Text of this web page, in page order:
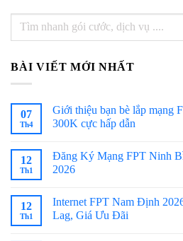
BÀI VIẾT MỚI NHẤT
07
Th4
Giới thiệu bạn bè lắp mạng
300K cực hấp dẫn
12
Th1
Đăng Ký Mạng FPT Ninh
2026
12
Th1
Internet FPT Nam Định
Lag, Giá Ưu Đãi